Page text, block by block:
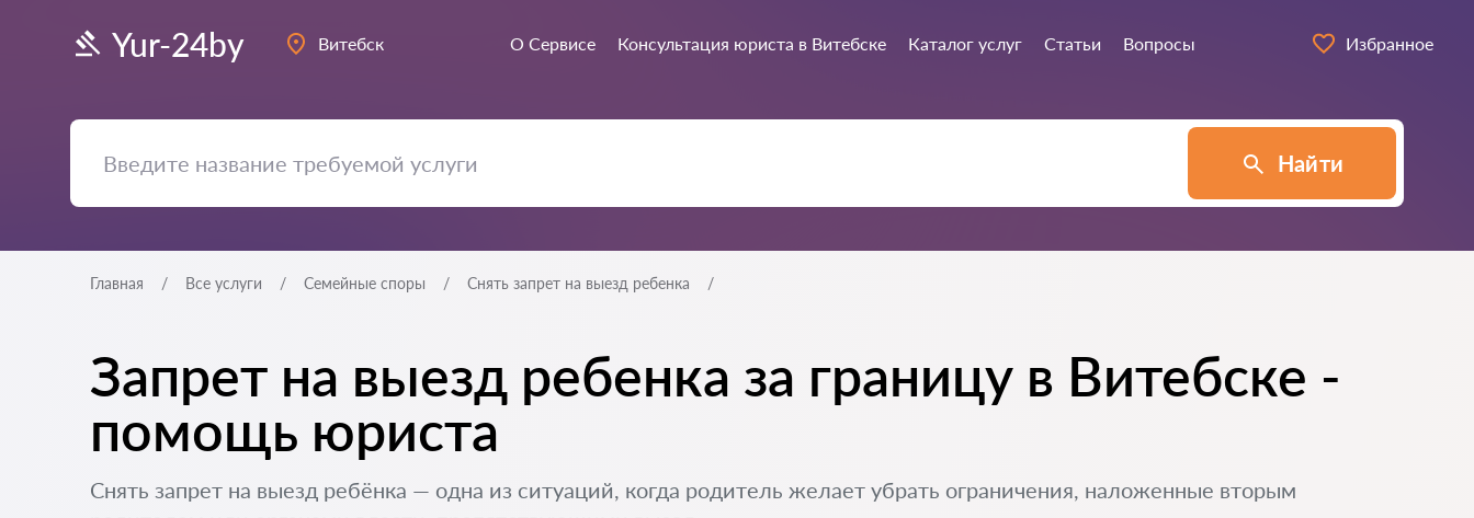
Yur-24by Витебск О Сервисе Консультация юриста в Витебске Каталог услуг Статьи Вопросы Избранное
Найти
Главная Все услуги Семейные споры Снять запрет на выезд ребенка
Запрет на выезд ребенка за границу в Витебске -
помощь юриста
Снять запрет на выезд ребёнка — одна из ситуаций, когда родитель желает убрать ограничения, наложенные вторым